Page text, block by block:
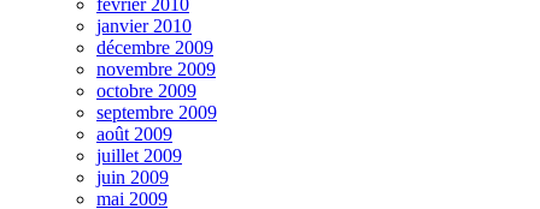
janvier 2010
décembre 2009
novembre 2009
octobre 2009
septembre 2009
août 2009
juillet 2009
juin 2009
mai 2009